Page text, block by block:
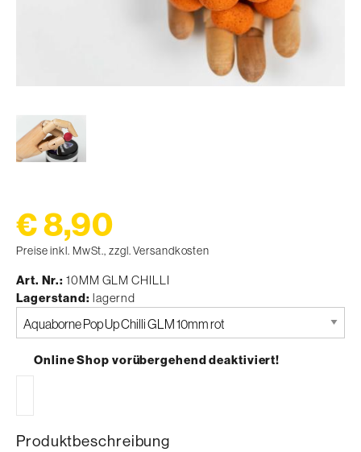
€ 8,90
Preise inkl. MwSt., zzgl. Versandkosten
Art. Nr. 10MM GLM CHILLI
Lagerstand lagernd
Bitte
auswählen
Online Shop vorübergehend deaktiviert!
Produktbeschreibung